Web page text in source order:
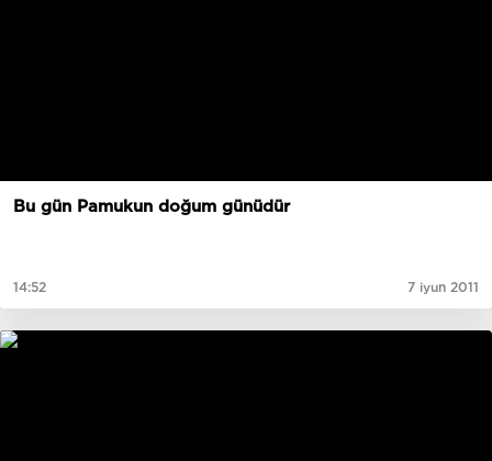
Bu gün Pamukun doğum günüdür
14:52 7 iyun 2011